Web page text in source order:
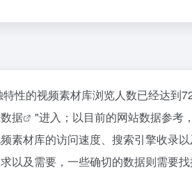
性的视频素材库浏览人数已经达到
据
"进入；以目前的网站数据参考
素材库的访问速度、搜索引擎收录
以及需要，一些确切的数据则需要